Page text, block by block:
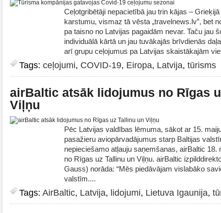
Ceļotgribētāji nepacietībā jau trin kājas –
karstumu, vismaz tā vēsta „travelnews.lv”, bet
pa taisno no Latvijas pagaidām nevar. Taču jau
individuālā kārtā un jau tuvākajās brīvdienās
arī grupu ceļojumus pa Latvijas skaistākajām
Tags: ceļojumi, COVID-19, Eiropa, Latvija, tūrisms
airBaltic atsāk lidojumus no Rīgas
Viļņu
Pēc Latvijas valdības lēmuma, sākot ar 15.
pasažieru aviopārvadājumus starp Baltijas
nepieciešamo atļauju saņemšanas, airBaltic
no Rīgas uz Tallinu un Viļņu. airBaltic
Gauss) norāda: “Mēs piedāvājam vislabāko
valstīm....
Tags: AirBaltic, Latvija, lidojumi, Lietuva Igaunija,